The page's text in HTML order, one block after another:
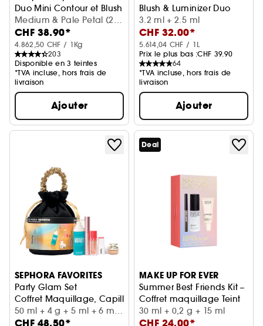
Duo Mini Contour et Blush
Medium & Pale Petal (2 x
4 g)
CHF 38.90*
4.862,50 CHF / 1Kg
203
Disponible en 3 teintes
*TVA incluse, hors frais de
livraison
Ajouter
Blush & Luminizer Duo
Mini duo blush & illuminateur
3.2 ml + 2.5 ml
CHF 32.00*
5.614,04 CHF / 1L
Prix le plus bas :CHF 39.90
64
*TVA incluse, hors frais de
livraison
Ajouter
SEPHORA FAVORITES
Party Glam Set
Coffret Maquillage, Capillaire et Parfum
50 ml + 4 g + 5 ml + 6 ml
+ 8 ml
Deal
MAKE UP FOR EVER
Summer Best Friends Kit –
Coffret maquillage Teint
30 ml + 0,2 g + 15 ml